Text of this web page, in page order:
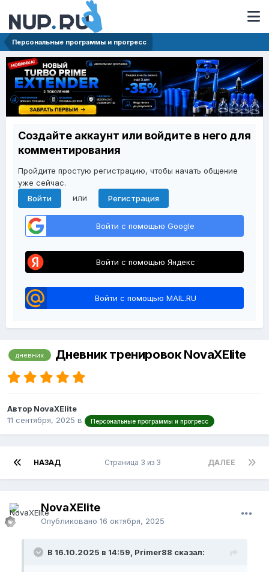
Персональные программы и прогресс
Создайте аккаунт или войдите в него для
комментирования
Пройдите простую регистрацию, чтобы начать общение
уже сейчас.
Войти
или Регистрация
Войти с помощью Google
Войти с помощью Яндекс
Войти с помощью MAIL.RU
дневник Дневник тренировок NovaXElite
Автор NovaXElite
11 сентября, 2025 в Персональные программы и прогресс
НАЗАД ДАЛЕЕ
Страница 3 из 3
NovaXElite
Опубликовано 16 октября, 2025
В 16.10.2025 в 14:59, Primer88 сказал: